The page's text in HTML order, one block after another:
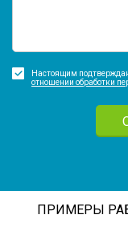
Настоящим
отношении обработки
ПРИМЕРЫ